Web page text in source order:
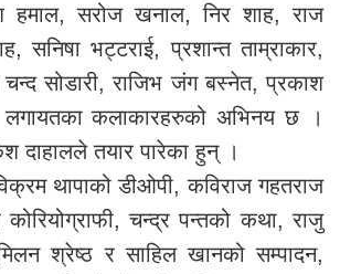
हमाल, सरोज खनाल, निर शाह, राज
सनिषा भट्टराई, प्रशान्त ताम्राकार,
सोडारी, राजिभ जंग बस्नेत, प्रकाश
लगायतका कलाकारहरुको अभिनय छ ।
दाहालले तयार पारेका हुन् ।
थापाको डीओपी, कविराज गहतराज
चन्द्र पन्तको कथा, राजु
श्रेष्ठ र साहिल खानको सम्पादन,